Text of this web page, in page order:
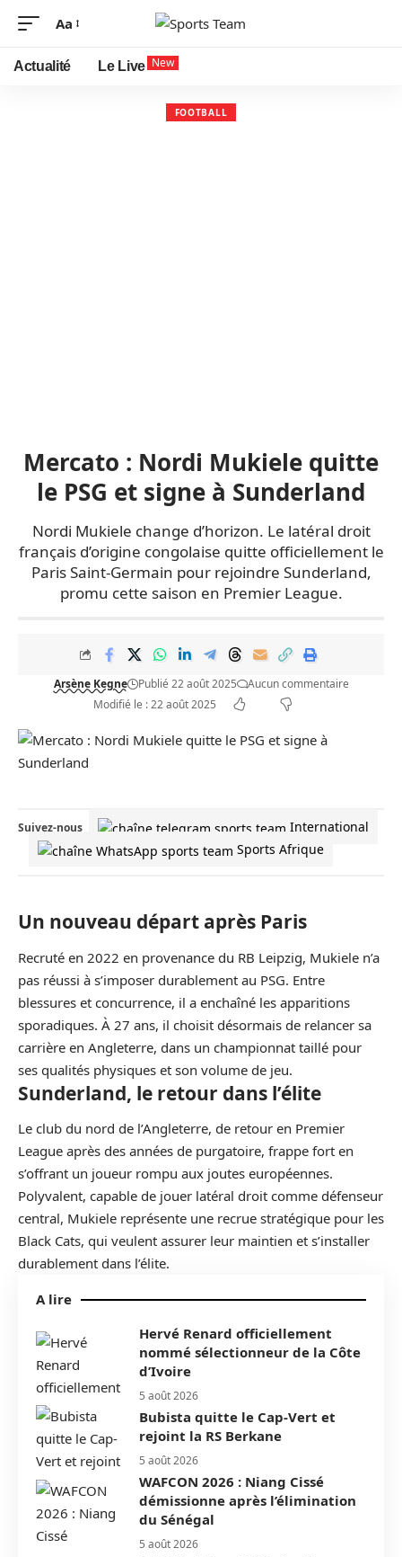
Aa
Actualité Le Live New
FOOTBALL
Mercato : Nordi Mukiele quitte
le PSG et signe à Sunderland
Nordi Mukiele change d’horizon. Le latéral droit
français d’origine congolaise quitte officiellement le
Paris Saint-Germain pour rejoindre Sunderland,
promu cette saison en Premier League.
Arsène Kegne Publié 22 août 2025
Aucun commentaire
Modifié le : 22 août 2025
Suivez-nous
International
Sports Afrique
Un nouveau départ après Paris
Recruté en 2022 en provenance du RB Leipzig, Mukiele n’a
pas réussi à s’imposer durablement au PSG. Entre
blessures et concurrence, il a enchaîné les apparitions
sporadiques. À 27 ans, il choisit désormais de relancer sa
carrière en Angleterre, dans un championnat taillé pour
ses qualités physiques et son volume de jeu.
Sunderland, le retour dans l’élite
Le club du nord de l’Angleterre, de retour en Premier
League après des années de purgatoire, frappe fort en
s’offrant un joueur rompu aux joutes européennes.
Polyvalent, capable de jouer latéral droit comme défenseur
central, Mukiele représente une recrue stratégique pour les
Black Cats, qui veulent assurer leur maintien et s’installer
durablement dans l’élite.
A lire
Hervé Renard officiellement
nommé sélectionneur de la Côte
d’Ivoire
5 août 2026
Bubista quitte le Cap-Vert et
rejoint la RS Berkane
5 août 2026
WAFCON 2026 : Niang Cissé
démissionne après l’élimination
du Sénégal
5 août 2026